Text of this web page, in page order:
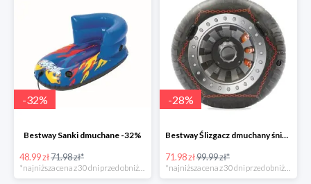
-32%
Bestway Sanki dmuchane -32%
48.99 zł71.98 zł*
*najniższa cena z 30 dni przed obniżką
-28%
Bestway Ślizgacz dmuchany śniegowy H2OGO -28%
71.98 zł99.99 zł*
*najniższa cena z 30 dni przed obniżką